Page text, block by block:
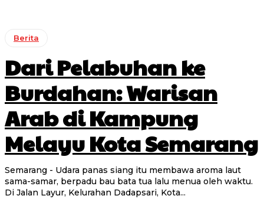
Berita
Dari Pelabuhan ke
Burdahan: Warisan
Arab di Kampung
Melayu Kota Semarang
Semarang - Udara panas siang itu membawa aroma laut
sama-samar, berpadu bau bata tua lalu menua oleh waktu.
Di Jalan Layur, Kelurahan Dadapsari, Kota...